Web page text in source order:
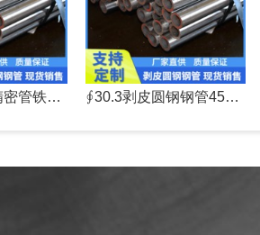
45#剥皮圆钢精密管铁管空心圆钢 ∮30.3剥皮圆钢钢管45#高硬度不锈钢圆棒